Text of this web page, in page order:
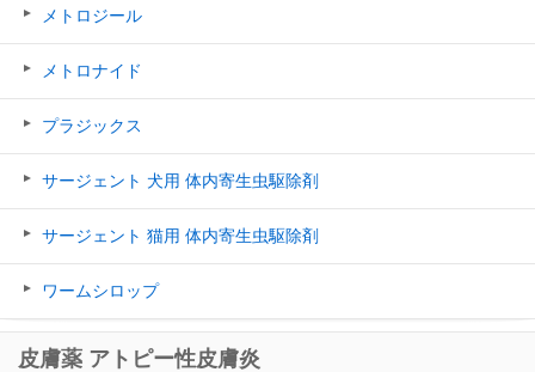
メトロジール
メトロナイド
プラジックス
サージェント 犬用 体内寄生虫駆除剤
サージェント 猫用 体内寄生虫駆除剤
ワームシロップ
皮膚薬 アトピー性皮膚炎